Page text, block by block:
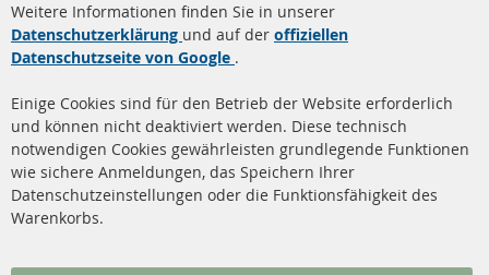
Dieselpartikelfilter (DPF)
Dieselpartikelfilter
Katalysator (KAT)
Sensoren
FAQ
Über uns
Versandkosten
Kontakt
Vertrag widerrufen
Weitere Informationen finden Sie in unserer
Datenschutzerklärung und auf der offiziellen
Datenschutzseite von Google .
Einige Cookies sind für den Betrieb der Website erforderlich
und können nicht deaktiviert werden. Diese technisch
notwendigen Cookies gewährleisten grundlegende Funktionen
wie sichere Anmeldungen, das Speichern Ihrer
Datenschutzeinstellungen oder die Funktionsfähigkeit des
Warenkorbs.